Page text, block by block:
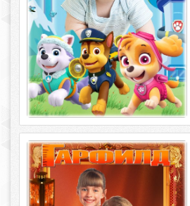
Детская рамка для фотошопа -
Любимые сказочные герои
мультфильмов 6. Гарфилд
Детская рамка для фотошопа -
Любимые сказочные герои